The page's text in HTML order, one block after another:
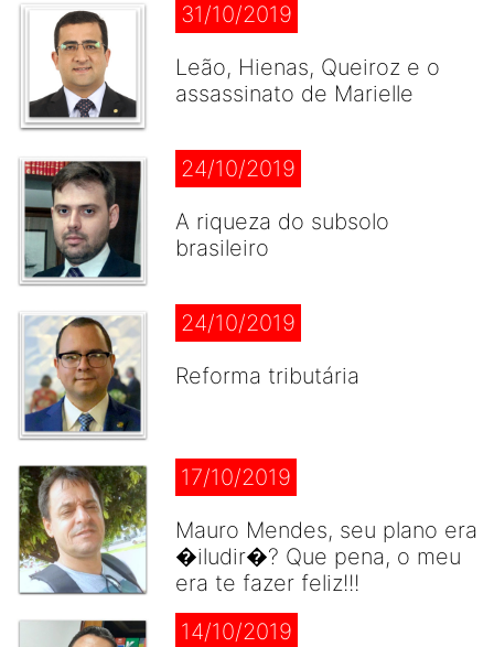
31/10/2019
Leão, Hienas, Queiroz e o
assassinato de Marielle
24/10/2019
A riqueza do subsolo
brasileiro
24/10/2019
Reforma tributária
17/10/2019
Mauro Mendes, seu plano era
�iludir�? Que pena, o meu
era te fazer feliz!!!
14/10/2019